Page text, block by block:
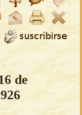
de